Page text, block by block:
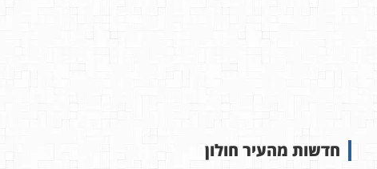
חדשות מהעיר חולון